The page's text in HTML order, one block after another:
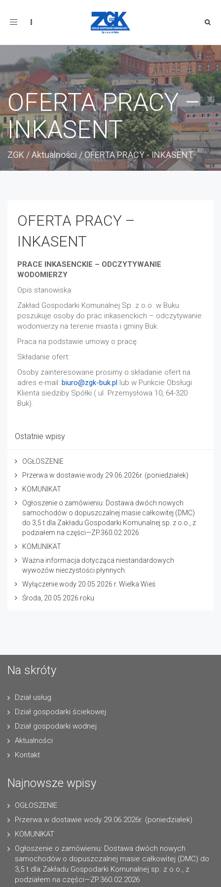
Toggle
OFERTA PRACY –
INKASENT
ZGK /Aktualności / OFERTA PRACY - INKASENT
OFERTA PRACY –
INKASENT
PRACE INKASENCKIE – ODCZYTYWANIE
WODOMIERZY
Opis stanowiska:
Zakład Gospodarki Komunalnej Sp. z o.o. w Buku
poszukuje osoby do prac inkasenckich – odczytywanie
wodomierzy na terenie miasta i gminy Buk.
Praca na podstawie umowy o pracę.
Składanie ofert:
Osoby zainteresowane prosimy o składanie ofert na
adres e-mail: biuro@zgk-buk.pl lub w Punkcie Obsługi
Klienta siedziby Spółki ( ul. Przemysłowa 10, 64-320
Buk).
Ostatnie wpisy
OGŁOSZENIE
Przerwa w dostawie wody 29.06.2026r. (poniedziałek)
KOMUNIKAT
Ogłoszenie o zamówieniu: Dostawa dwóch nowych
samochodów o dopuszczalnej masie całkowitej (DMC)
do 3,5 t dla Zakładu Gospodarki Komunalnej sp. z o.o., z
podziałem na części—ZP.360.02.2026
KOMUNIKAT
Ważna informacja dotycząca niestandardowych
wywozów nieczystości płynnych.
Wyłączenie wody 20.05.2026 r. Wielka Wieś
Środa, 20.05.2026 roku
Na skróty
Dział usług
Dział gospodarki ściekowej
Dział gospodarki wodnej
Aktualności
Kontakt
Najnowsze wpisy
OGŁOSZENIE
Przerwa w dostawie wody 29.06.2026r. (poniedziałek)
KOMUNIKAT
Ogłoszenie o zamówieniu: Dostawa dwóch nowych
samochodów o dopuszczalnej masie całkowitej (DMC) do
3,5 t dla Zakładu Gospodarki Komunalnej sp. z o.o., z
podziałem na części—ZP.360.02.2026